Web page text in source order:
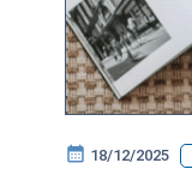
calendar_month 18/12/2025